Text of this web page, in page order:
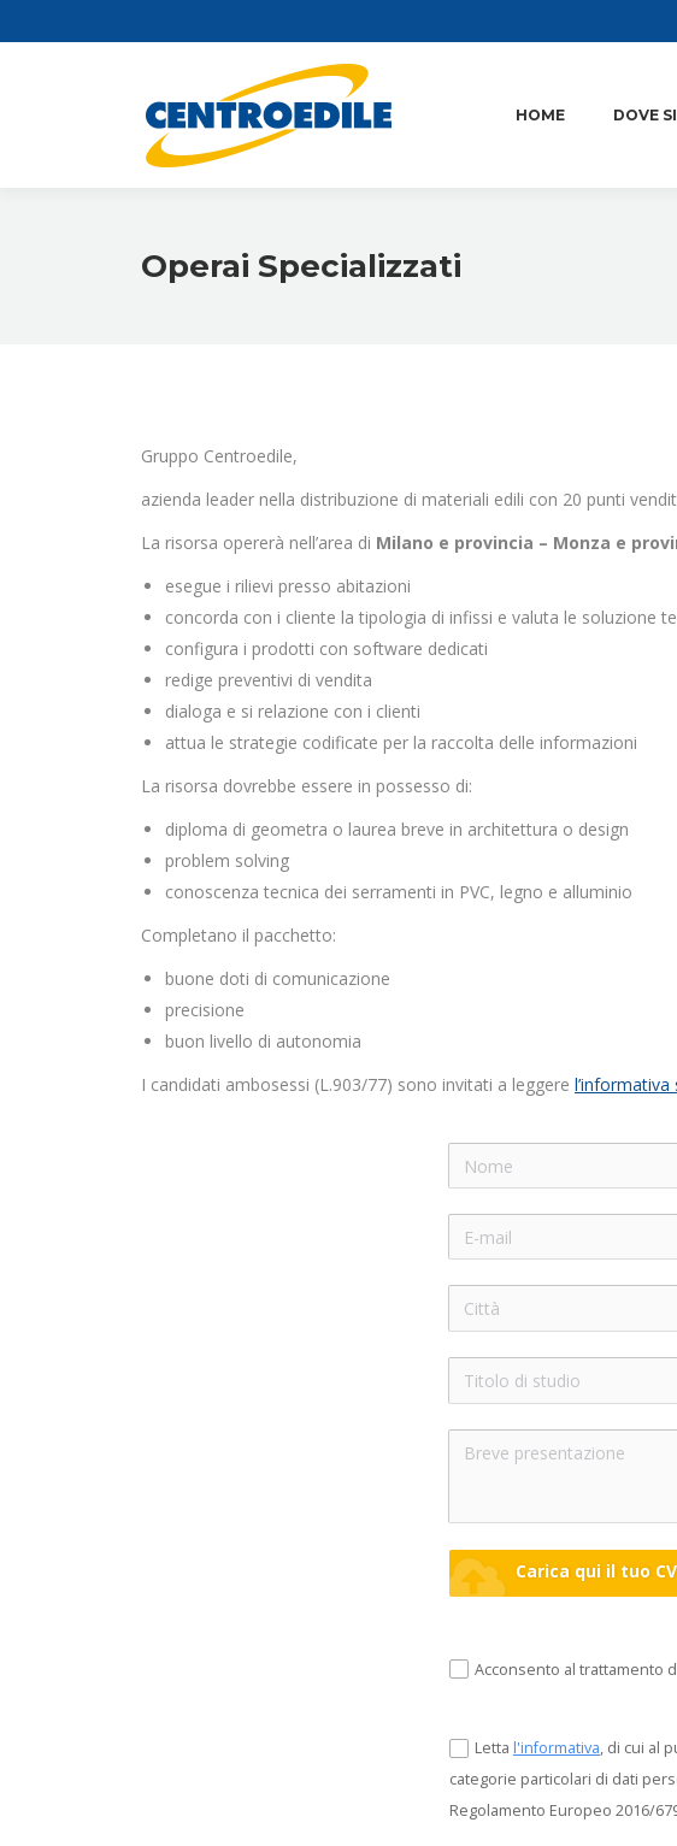
HOME DOVE
Operai Specializzati
Gruppo Centroedile,
azienda leader nella distribuzione di materiali edili con 20 punti
La risorsa opererà nell’area di Milano e provincia – Monza e
esegue i rilievi presso abitazioni
concorda con i cliente la tipologia di infissi e valuta le soluzione
configura i prodotti con software dedicati
redige preventivi di vendita
dialoga e si relazione con i clienti
attua le strategie codificate per la raccolta delle informazioni
La risorsa dovrebbe essere in possesso di:
diploma di geometra o laurea breve in architettura o design
problem solving
conoscenza tecnica dei serramenti in PVC, legno e alluminio
Completano il pacchetto:
buone doti di comunicazione
precisione
buon livello di autonomia
I candidati ambosessi (L.903/77) sono invitati a leggere l’informativa
Carica qui il tuo
Acconsento al trattamento
Letta l'informativa, di cui al
categorie particolari di dati
Regolamento Europeo 2016/